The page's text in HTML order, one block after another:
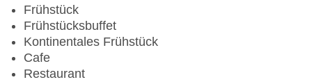
Frühstück
Frühstücksbuffet
Kontinentales Frühstück
Cafe
Restaurant